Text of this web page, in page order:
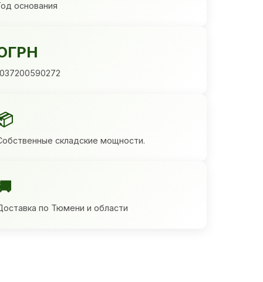
основания
складские мощности.
по Тюмени и области